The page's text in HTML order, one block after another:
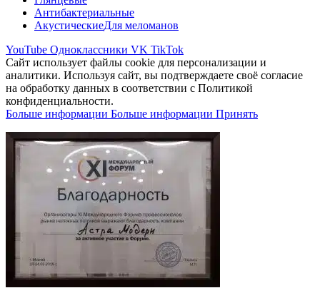
Антибактериальные
АкустическиеДля меломанов
YouTube Одноклассники VK TikTok
Сайт использует файлы cookie для персонализации и
аналитики. Используя сайт, вы подтверждаете своё согласие
на обработку данных в соответствии с Политикой
конфиденциальности.
Больше информации Больше информации Принять